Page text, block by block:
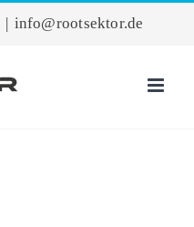
info@rootsektor.de